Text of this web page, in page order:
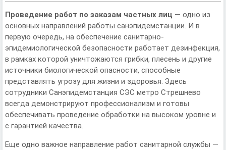
Проведение работ по заказам частных лиц — одно из
основных направлений работы санэпидемстанции. И в
первую очередь, на обеспечение санитарно-
эпидемиологической безопасности работает дезинфекция,
в рамках которой уничтожаются грибки, плесень и другие
источники биологической опасности, способные
представлять угрозу для жизни и здоровья. Здесь
сотрудники Санэпидемстанция СЭС метро Стрешнево
всегда демонстрируют профессионализм и готовы
обеспечивать проведение обработки на высоком уровне и
с гарантией качества.
Еще одно важное направление работ санитарной службы —